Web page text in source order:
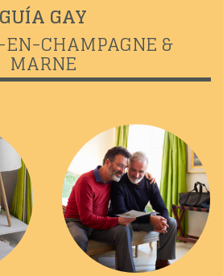
GUÍA GAY
CHAMPAGNE &
MARNE